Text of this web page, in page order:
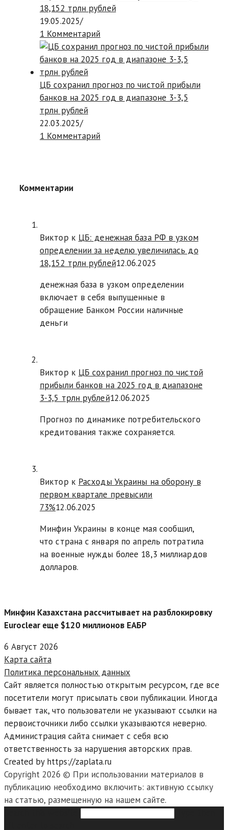
18,152 трлн рублей
19.05.2025/
1 Комментарий
ЦБ сохранил прогноз по чистой прибыли
банков на 2025 год в диапазоне 3-3,5
трлн рублей
22.03.2025/
1 Комментарий
Комментарии
Виктор к ЦБ: денежная база РФ в узком
определении за неделю увеличилась до
18,152 трлн рублей12.06.2025
денежная база в узком определении
включает в себя выпущенные в
обращение Банком России наличные
деньги
Виктор к ЦБ сохранил прогноз по чистой
прибыли банков на 2025 год в диапазоне
3-3,5 трлн рублей12.06.2025
Прогноз по динамике потребительского
кредитования также сохраняется.
Виктор к Расходы Украины на оборону в
первом квартале превысили
73%12.06.2025
Минфин Украины в конце мая сообщил,
что страна с января по апрель потратила
на военные нужды более 18,3 миллиардов
долларов.
Минфин Казахстана рассчитывает на разблокировку
Euroclear еще $120 миллионов ЕАБР
6 Август 2026
Карта сайта
Политика персональных данных
Сайт является полностью открытым ресурсом, где все
посетители могут присылать свои публикации. Иногда
бывает так, что пользователи не указывают ссылки на
первоисточники либо ссылки указываются неверно.
Администрация сайта снимает с себя всю
ответственность за нарушения авторских прав.
Created by https://zaplata.ru
Copyright 2026 © При использовании материалов в
публикацию необходимо включить: активную ссылку
на статью, размещенную на нашем сайте.